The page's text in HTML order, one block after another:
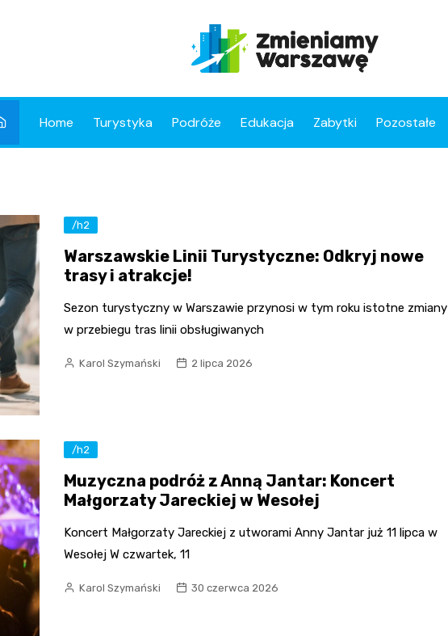
Home Turystyka Podróże Edukacja Zabytki Pozostałe
/h2
Warszawskie Linii Turystyczne: Odkryj nowe
trasy i atrakcje!
Sezon turystyczny w Warszawie przynosi w tym roku istotne zmiany
w przebiegu tras linii obsługiwanych
Karol Szymański 2 lipca 2026
/h2
Muzyczna podróż z Anną Jantar: Koncert
Małgorzaty Jareckiej w Wesołej
Koncert Małgorzaty Jareckiej z utworami Anny Jantar już 11 lipca w
Wesołej W czwartek, 11
Karol Szymański 30 czerwca 2026